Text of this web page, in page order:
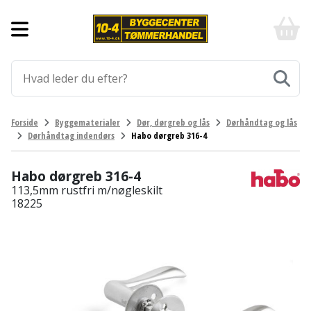
Aluprofiler
Armering
Asfalt
Befæstigelse
Bordplade
Gulve
Fliser
og
klinker
Gulvtilbehør
Værktøj
Afmærkning
Arbejdsbuk
Elværktøj
Afkortersav
Havemaskiner
-
billigt
og
-
og
Forside Byggematerialer Dør, dørgreb og lås
Dørhåndtag og lås
Dørhåndtag indendørs
Habo dørgreb 316-4
Habo dørgreb 316-4
113,5mm rustfri m/nøgleskilt
18225